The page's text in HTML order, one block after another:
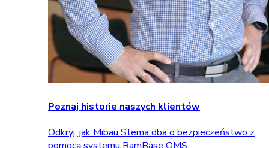
Poznaj historie naszych klientów
Odkryj, jak Mibau Stema dba o bezpieczeństwo z